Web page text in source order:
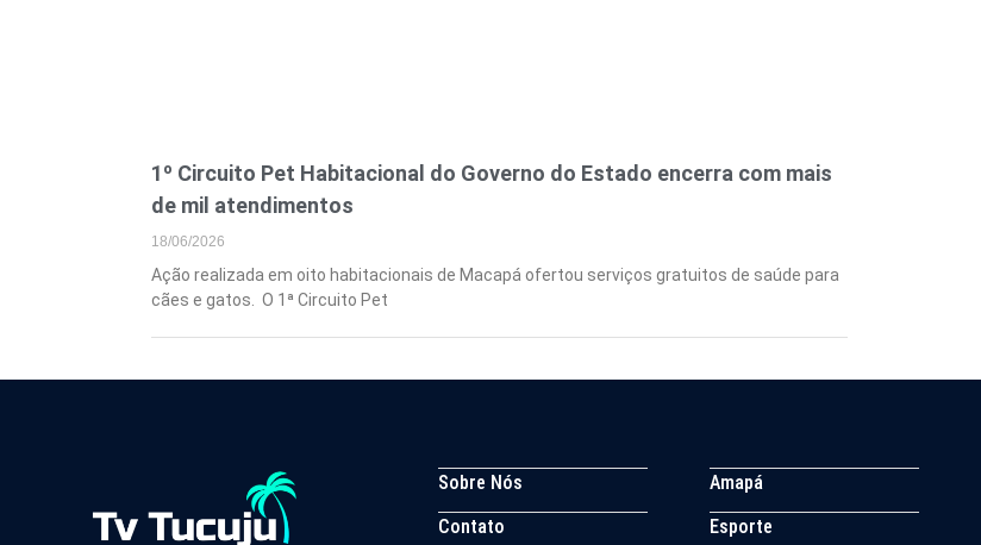
1º Circuito Pet Habitacional do Governo do Estado encerra com mais
de mil atendimentos
18/06/2026
Ação realizada em oito habitacionais de Macapá ofertou serviços gratuitos de saúde para
cães e gatos. O 1ª Circuito Pet
Sobre Nós
Contato
Amapá
Esporte